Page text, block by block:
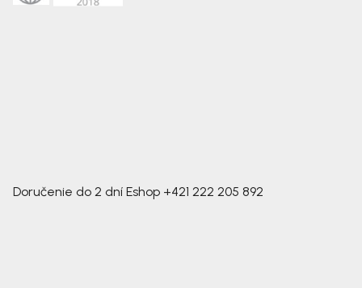
Doručenie do 2 dní Eshop +421 222 205 892